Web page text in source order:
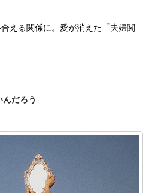
える関係に。愛が消えた「夫婦関
だろう